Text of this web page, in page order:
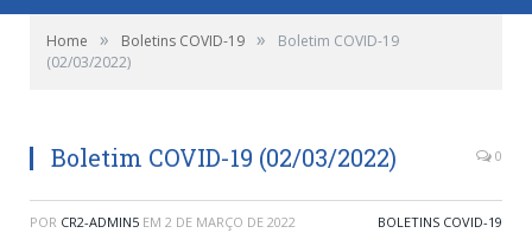
Home » Boletins COVID-19 »
Boletim COVID-19
(02/03/2022)
Boletim COVID-19 (02/03/2022) 0
POR CR2-ADMIN5 EM 2 DE MARÇO DE 2022 BOLETINS COVID-19